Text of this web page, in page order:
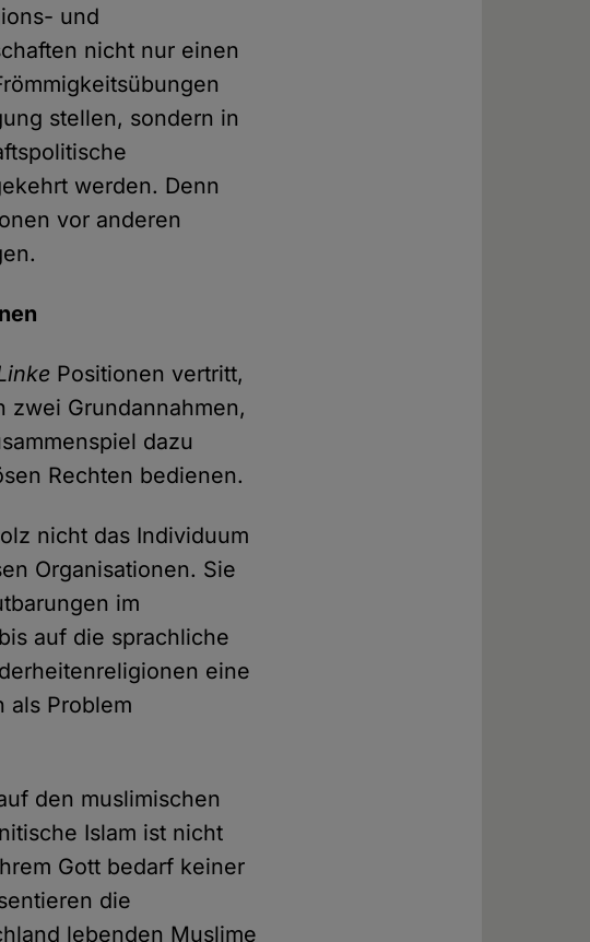
und
nicht nur einen
stellen, sondern in
werden. Denn
vor anderen
Positionen vertritt,
zwei Grundannahmen,
dazu
Rechten bedienen.
nicht das Individuum
Organisationen. Sie
im
auf die sprachliche
eine
als Problem
den muslimischen
Islam ist nicht
Gott bedarf keiner
die
lebenden Muslime